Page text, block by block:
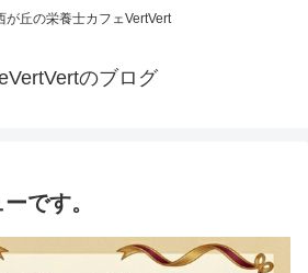
が丘の栄養士カフェVertVert
のブログ
です。